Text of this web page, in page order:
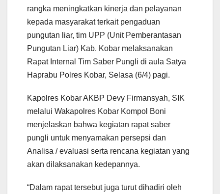
rangka meningkatkan kinerja dan pelayanan
kepada masyarakat terkait pengaduan
pungutan liar, tim UPP (Unit Pemberantasan
Pungutan Liar) Kab. Kobar melaksanakan
Rapat Internal Tim Saber Pungli di aula Satya
Haprabu Polres Kobar, Selasa (6/4) pagi.
Kapolres Kobar AKBP Devy Firmansyah, SIK
melalui Wakapolres Kobar Kompol Boni
menjelaskan bahwa kegiatan rapat saber
pungli untuk menyamakan persepsi dan
Analisa / evaluasi serta rencana kegiatan yang
akan dilaksanakan kedepannya.
“Dalam rapat tersebut juga turut dihadiri oleh